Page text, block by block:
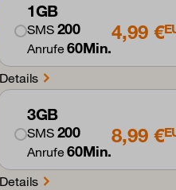
1GB
SMS 200
Anrufe60Min.
4,99 €
Details
3GB
SMS 200
Anrufe60Min.
8,99 €
Details